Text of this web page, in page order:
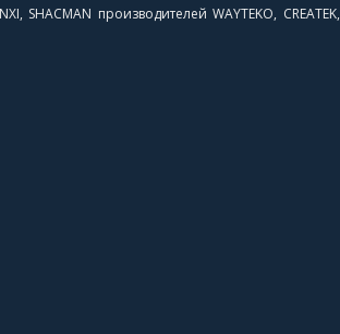
производителей WAYTEKO, CREATEK,